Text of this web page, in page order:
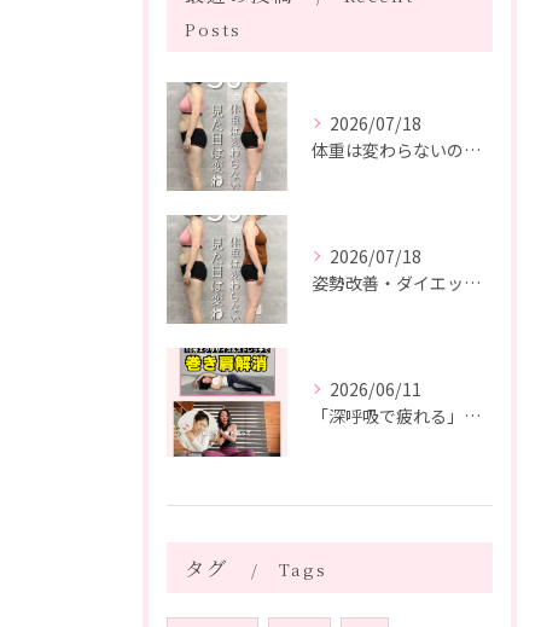
Posts
2026/07/18
体重は変わらないのに、見た目は変わった。
2026/07/18
姿勢改善・ダイエット・ピラティス【５０代・M様】
2026/06/11
「深呼吸で疲れる」の、実は普通じゃありません。
タグ Tags